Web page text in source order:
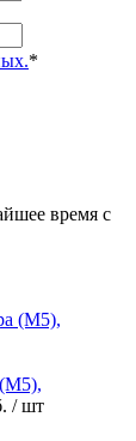
*
время с
/ шт